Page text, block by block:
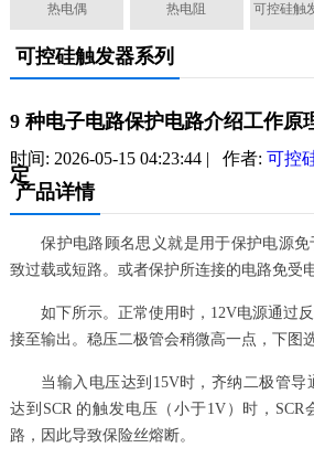
热电偶 热电阻 可控硅触
可控硅触发器系列
9 种电子电路保护电路介绍工作原
定
时间: 2026-05-15 04:23:44 | 作者: 可控
产品详情
保护电路顾名思义就是用于保护电源免
致过载或短路。或者保护所连接的电路免受
如下所示。正常使用时，12V电源通过反
接至输出。稳压二极管会稍微高一点，下图
当输入电压达到15V时，齐纳二极管导
达到SCR 的触发电压（小于1V）时，
路，因此导致保险丝熔断。